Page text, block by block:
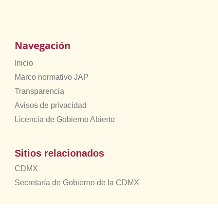
Navegación
Inicio
Marco normativo JAP
Transparencia
Avisos de privacidad
Licencia de Gobierno Abierto
Sitios relacionados
CDMX
Secretaría de Gobierno de la CDMX